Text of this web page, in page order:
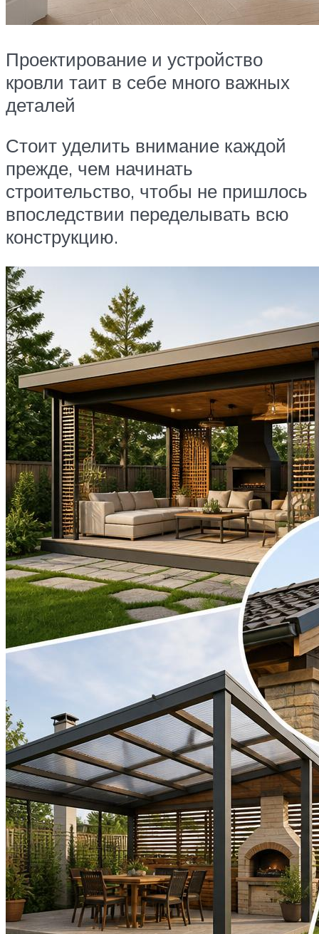
Проектирование и устройство
кровли таит в себе много важных
деталей
Стоит уделить внимание каждой
прежде, чем начинать
строительство, чтобы не пришлось
впоследствии переделывать всю
конструкцию.